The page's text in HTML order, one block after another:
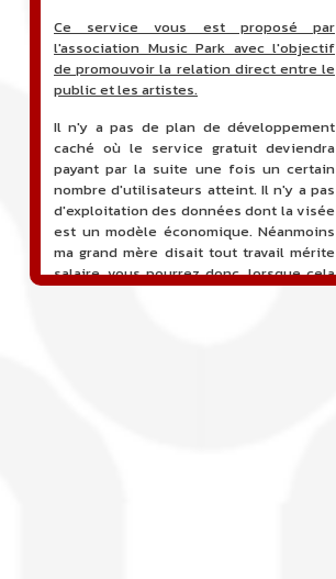
Ce service vous est proposé par
l'association Music Park avec l'objectif
de promouvoir la relation direct entre le
public et les artistes.
Il n'y a pas de plan de développement
caché où le service gratuit deviendra
payant par la suite une fois un certain
nombre d'utilisateurs atteint. Il n'y a pas
d'exploitation des données dont la visée
est un modèle économique. Néanmoins
ma grand mère disait tout travail mérite
salaire, vous pourrez donc, lorsque cela